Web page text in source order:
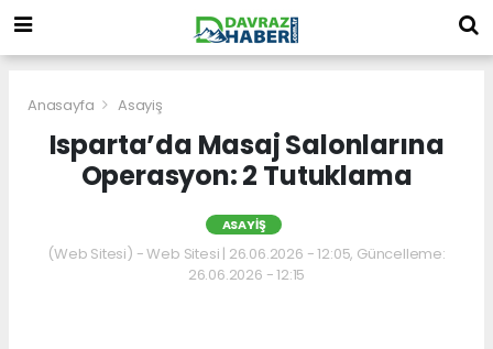
Anasayfa Asayiş
Isparta’da Masaj Salonlarına
Operasyon: 2 Tutuklama
ASAYIŞ
(Web Sitesi) - Web Sitesi | 26.06.2026 - 12:05, Güncelleme:
26.06.2026 - 12:15